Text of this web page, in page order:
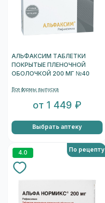
АЛЬФАКСИМ ТАБЛЕТКИ
ПОКРЫТЫЕ ПЛЕНОЧНОЙ
ОБОЛОЧКОЙ 200 МГ №40
Все формы выпуска
от 1 449 ₽
Выбрать аптеку
4.0 По рецепту